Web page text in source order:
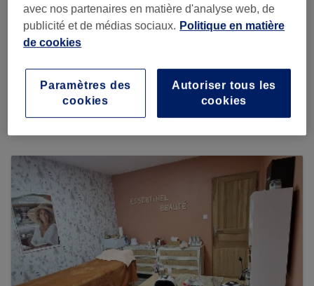
Trouver les meilleurs établissements
autour de vous
Recherchez sur Treatwell
avec nos partenaires en matière d'analyse web, de
publicité et de médias sociaux. Politique en matière
de cookies
Autoriser tous les
cookies
Paramètres des
cookies